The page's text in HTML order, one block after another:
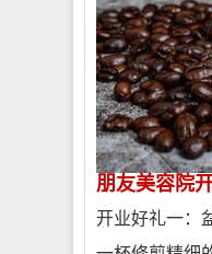
朋友美容院
开业好礼一：